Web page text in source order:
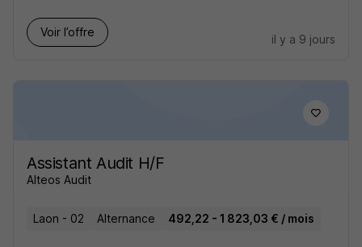
Voir l’offre
il y a 9 jours
Assistant Audit H/F
Alteos Audit
Laon - 02 Alternance 492,22 - 1 823,03 € / mois